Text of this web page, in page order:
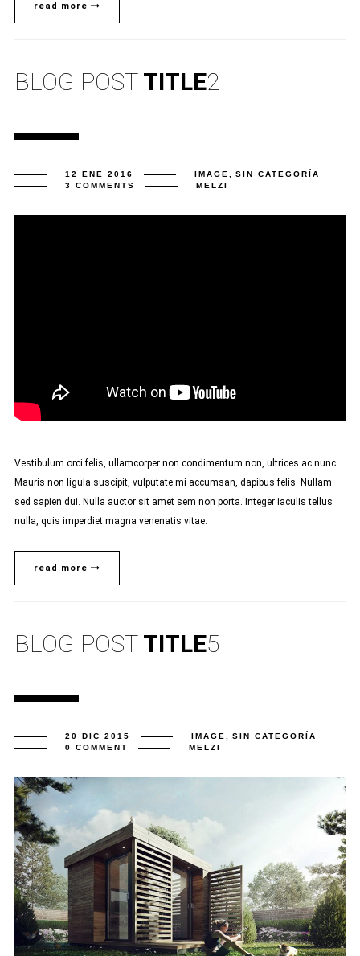
read more
BLOG POST TITLE2
12 ENE 2016 IMAGE, SIN CATEGORÍA
3 COMMENTS
MELZI
Vestibulum orci felis, ullamcorper non condimentum non, ultrices ac nunc.
Mauris non ligula suscipit, vulputate mi accumsan, dapibus felis. Nullam
sed sapien dui. Nulla auctor sit amet sem non porta. Integer iaculis tellus
nulla, quis imperdiet magna venenatis vitae.
read more
BLOG POST TITLE5
20 DIC 2015 IMAGE
SIN CATEGORÍA
0 COMMENT
MELZI